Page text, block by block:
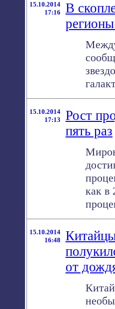
15.10.2014
17:16
В
15.10.2014
17:13
Рост
пять раз
как в
15.10.2014
16:48
от